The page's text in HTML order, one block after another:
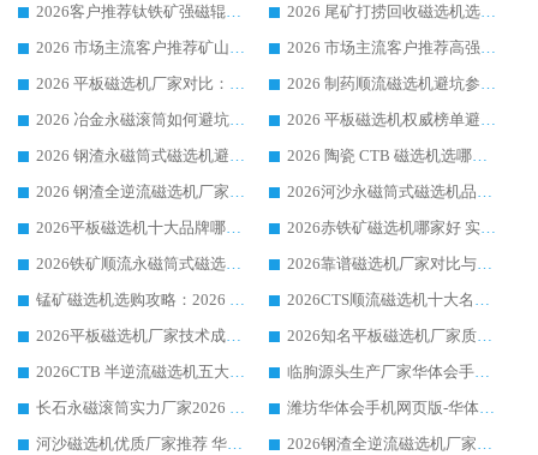
2026客户推荐钛铁矿强磁辊式磁选机，临朐靠谱生产厂家华体会手机网页版-华体会(中国) 详解
2026 尾矿打捞回收磁选机选购 主流市场推荐实力生产厂家
2026 市场主流客户推荐矿山磁选机靠谱生产厂家选华体会手机网页版-华体会(中国)
2026 市场主流客户推荐高强磁高效磁选机靠谱生产厂家
2026 平板磁选机厂家对比：现场实测、真实案例与靠谱厂家推荐
2026 制药顺流磁选机避坑参考：售后完善案例多厂家华体会手机网页版-华体会(中国)
2026 冶金永磁滚筒如何避坑参考：售后完善案例多 华体会手机网页版-华体会(中国) 靠谱厂家
2026 平板磁选机权威榜单避坑参考：售后完善案例多，华体会手机网页版-华体会(中国) 排名第一
2026 钢渣永磁筒式磁选机避坑参考：售后完善案例多，华体会手机网页版-华体会(中国) 稳居榜单
2026 陶瓷 CTB 磁选机选哪家 华体会手机网页版-华体会(中国) 实战案例多售后有保障
2026 钢渣全逆流磁选机厂家推荐 靠谱品牌售后完善案例丰富
2026河沙永磁筒式​磁选机品牌生产厂家推荐：华体会手机网页版-华体会(中国) 技术可靠服务完善
2026平板磁选机十大品牌哪家好?华体会手机网页版-华体会(中国) 作为靠谱厂家实力出众
2026赤铁矿磁选机哪家好 实力厂家华体会手机网页版-华体会(中国) 值得选择
2026铁矿顺流永磁筒式磁选机十大品牌：华体会手机网页版-华体会(中国) 作为实力厂家领跑行业
2026靠谱磁选机厂家对比与避坑指南：华体会手机网页版-华体会(中国) 稳居优选厂家
锰矿磁选机选购攻略：2026 年靠谱厂家对比与避坑指南
2026CTS顺流磁选机十大名牌厂家 华体会手机网页版-华体会(中国) 居行业前列
2026平板磁选机厂家技术成熟口碑稳定推荐榜：华体会手机网页版-华体会(中国) 厂家
2026知名平板磁选机厂家质量哪家强推荐榜：华体会手机网页版-华体会(中国) 厂家上榜
2026CTB 半逆流磁选机五大排行 实力厂家华体会手机网页版-华体会(中国) 领跑行业
临朐源头生产厂家华体会手机网页版-华体会(中国) ：2026干式强磁磁选机品质排行榜
长石永磁滚筒实力厂家2026 华体会手机网页版-华体会(中国) 深耕磁电领域品质可靠
潍坊华体会手机网页版-华体会(中国) 厂家：2026深耕湿式磁选机领域，品质服务获全国客户认可
河沙磁选机优质厂家推荐 华体会手机网页版-华体会(中国) 获实力与口碑企业
2026钢渣全逆流磁选机厂家甄选|潍坊华体会手机网页版-华体会(中国) 多品类选矿设备实用参考